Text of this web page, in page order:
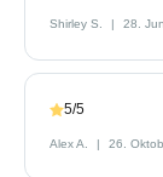
Shirley S. 28.
5/5
Alex A. 26.